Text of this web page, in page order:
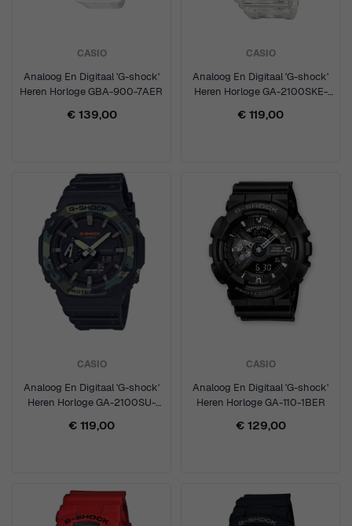
CASIO
Analoog En Digitaal 'G-shock'
Heren Horloge GBA-900-7AER
€ 139,00
CASIO
Analoog En Digitaal 'G-shock'
Heren Horloge GA-2100SKE-
€ 119,00
CASIO
Analoog En Digitaal 'G-shock'
Heren Horloge GA-2100SU-
€ 119,00
CASIO
Analoog En Digitaal 'G-shock'
Heren Horloge GA-110-1BER
€ 129,00